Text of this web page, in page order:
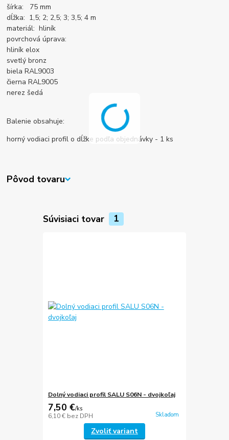
šírka: 75 mm
dĺžka: 1,5; 2; 2,5; 3; 3,5; 4 m
materiál: hliník
povrchová úprava:
hliník elox
svetlý bronz
biela RAL9003
čierna RAL9005
nerez šedá
Balenie obsahuje:
horný vodiaci profil o dĺžke podľa objednávky - 1 ks
Pôvod tovaru
Súvisiaci tovar 1
Dolný vodiaci profil SALU S06N - dvojkoľaj
7,50 €/ks
6,10 € bez DPH Skladom
Zvoliť variant